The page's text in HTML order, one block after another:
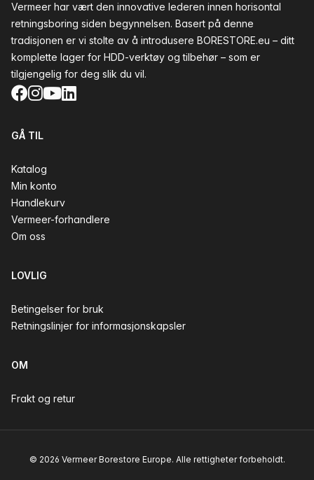
Vermeer har vært den innovative lederen innen horisontal
retningsboring siden begynnelsen. Basert på denne
tradisjonen er vi stolte av å introdusere BORESTORE.eu – ditt
komplette lager for HDD-verktøy og tilbehør – som er
tilgjengelig for deg slik du vil.
Facebook
Instagram
YouTube
LinkedIn
GÅ TIL
Katalog
Min konto
Handlekurv
Vermeer-forhandlere
Om oss
LOVLIG
Betingelser for bruk
Retningslinjer for informasjonskapsler
OM
Frakt og retur
© 2026 Vermeer Borestore Europe. Alle rettigheter forbeholdt.